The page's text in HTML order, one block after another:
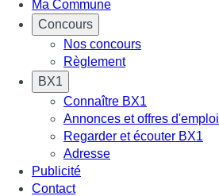
Ma Commune
Concours
Nos concours
Règlement
BX1
Connaître BX1
Annonces et offres d'emploi
Regarder et écouter BX1
Adresse
Publicité
Contact